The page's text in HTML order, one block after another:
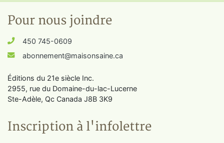
Pour nous joindre
450 745-0609
abonnement@maisonsaine.ca
Éditions du 21e siècle Inc.
2955, rue du Domaine-du-lac-Lucerne
Ste-Adèle, Qc Canada J8B 3K9
Inscription à l'infolettre